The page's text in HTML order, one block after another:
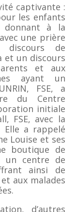
captivante :
les enfants
donnant à la
une prière
discours de
et un discours
et aux
ayant un
FSE, a
du Centre
initiale
FSE, avec la
Elle a rappelé
Louise et ses
boutique de
un centre de
ainsi de
aux malades
d’autres